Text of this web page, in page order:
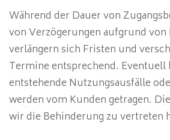
Während der Dauer von
von Verzögerungen aufgrund
verlängern sich Fristen und
Termine entsprechend.
entstehende Nutzungsausfälle
werden vom Kunden getragen.
wir die Behinderung zu vertreten